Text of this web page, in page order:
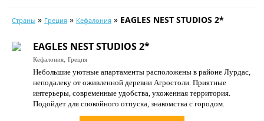
Календарь туров
Цены дня
Страны
Как купить
Страны » Греция » Кефалония » EAGLES NEST STUDIOS 2*
EAGLES NEST STUDIOS 2*
Кефалония, Греция
Небольшие уютные апартаменты расположены в районе Лурдас,
неподалеку от оживленной деревни Агростоли. Приятные
интерьеры, современные удобства, ухоженная территория.
Подойдет для спокойного отпуска, знакомства с городом.